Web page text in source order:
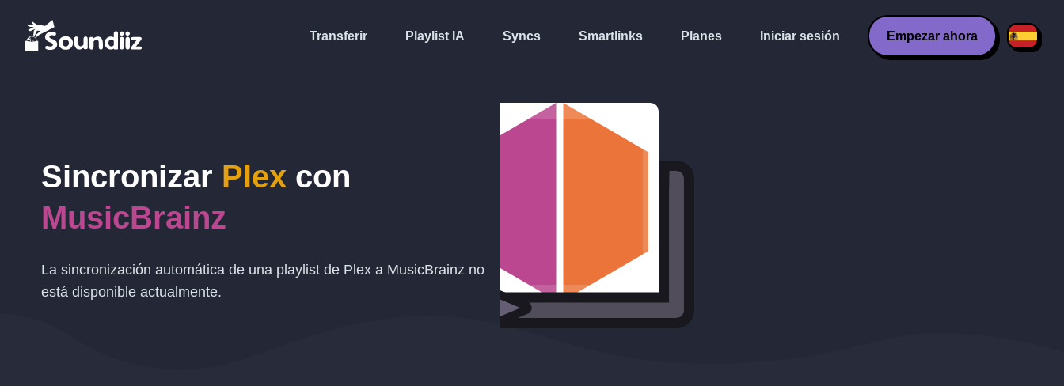
Transferir Playlist IA Syncs Smartlinks Planes Iniciar sesión Empezar ahora
Sincronizar Plex con
MusicBrainz
La sincronización automática de una playlist de Plex a MusicBrainz no
está disponible actualmente.